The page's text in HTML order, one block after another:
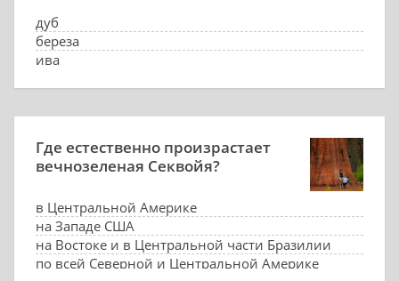
дуб
береза
ива
Где естественно произрастает
вечнозеленая Секвойя?
в Центральной Америке
на Западе США
на Востоке и в Центральной части Бразилии
по всей Северной и Центральной Америке